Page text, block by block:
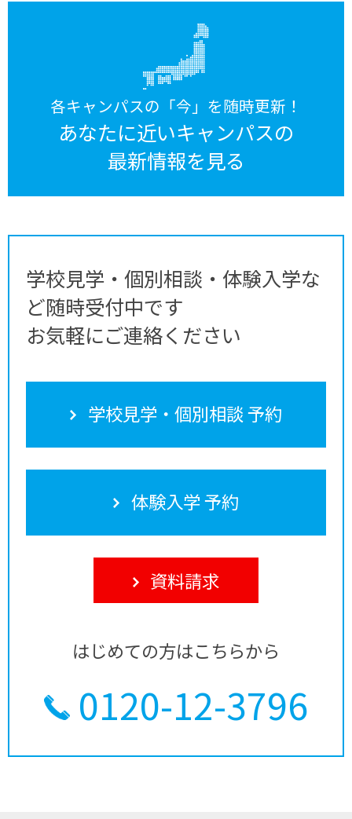
各キャンパスの「今」を随時更新！
あなたに近いキャンパスの
最新情報を見る
学校見学・個別相談・体験入学な
ど随時受付中です
お気軽にご連絡ください
学校見学・個別相談 予約
体験入学 予約
資料請求
はじめての方はこちらから
0120-12-3796